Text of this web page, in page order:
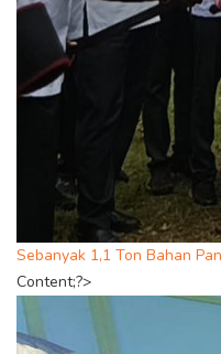
Sebanyak 1,1 Ton Bahan
Content;?>